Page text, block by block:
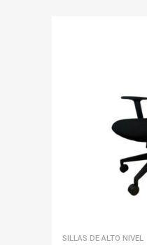
SILLAS DE ALTO NIVEL